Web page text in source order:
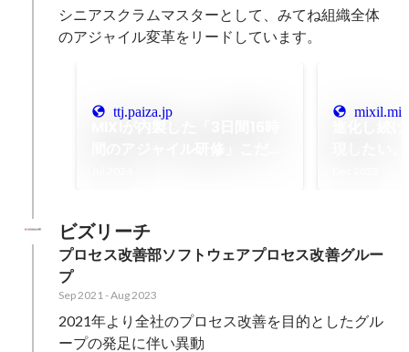
シニアスクラムマスターとして、みてね組織全体
のアジャイル変革をリードしています。
ttj.paiza.jp
ビズリーチ
プロセス改善部ソフトウェアプロセス改善グルー
プ
Sep 2021-Aug 2023
2021年より全社のプロセス改善を目的としたグル
ープの発足に伴い異動